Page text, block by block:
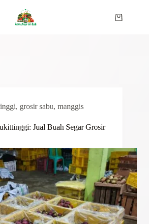
Shopping
, grosir sabu, manggis
Jual Buah Segar Grosir